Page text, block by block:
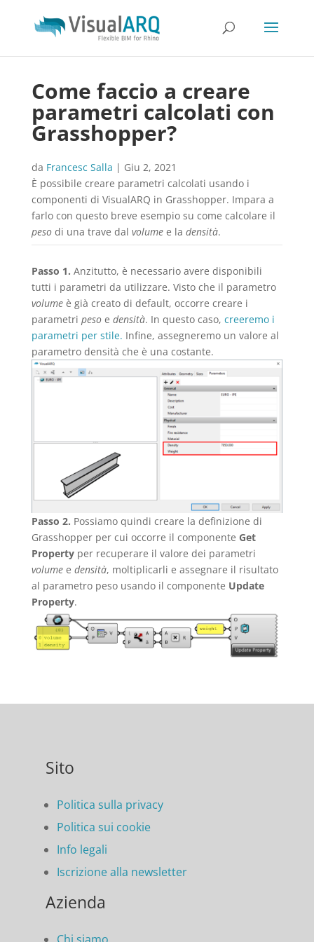
Come faccio a creare
parametri calcolati con
Grasshopper?
da Francesc Salla | Giu 2, 2021
È possibile creare parametri calcolati usando i
componenti di VisualARQ in Grasshopper. Impara a
farlo con questo breve esempio su come calcolare il
pesodi una trave dal volumee la densità.
Passo 1. Anzitutto, è necessario avere disponibili
tutti i parametri da utilizzare. Visto che il parametro
volumeè già creato di default, occorre creare i
parametri pesoe densità. In questo caso, creeremo i
parametri per stile. Infine, assegneremo un valore al
parametro densità che è una costante.
Passo 2. Possiamo quindi creare la definizione di
Grasshopper per cui occorre il componente Get
Propertyper recuperare il valore dei parametri
volumee densità, moltiplicarli e assegnare il risultato
al parametro peso usando il componente Update
Property.
Sito
Politica sulla privacy
Politica sui cookie
Info legali
Iscrizione alla newsletter
Azienda
Chi siamo